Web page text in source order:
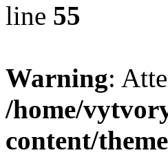
line 55
Warning:
/home/
content/